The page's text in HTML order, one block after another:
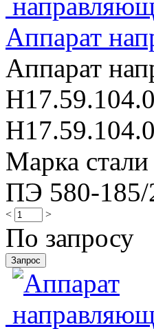
Аппарат
Аппарат
Марка
ПЭ 580-185/
< >
По запросу